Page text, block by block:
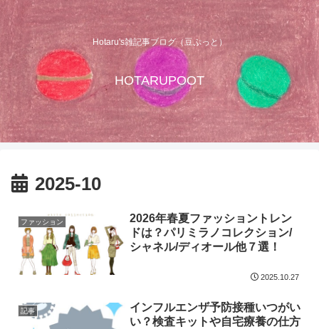
Hotaru's雑記事ブログ（豆ぷっと）
HOTARUPOOT
2025-10
ファッション
2026年春夏ファッショントレン
ドは？パリミラノコレクション/
シャネル/ディオール他７選！
2025.10.27
記事
インフルエンザ予防接種いつがい
い？検査キットや自宅療養の仕方